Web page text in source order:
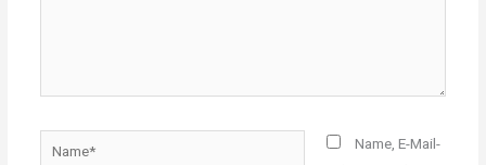
Name, E-Mail-